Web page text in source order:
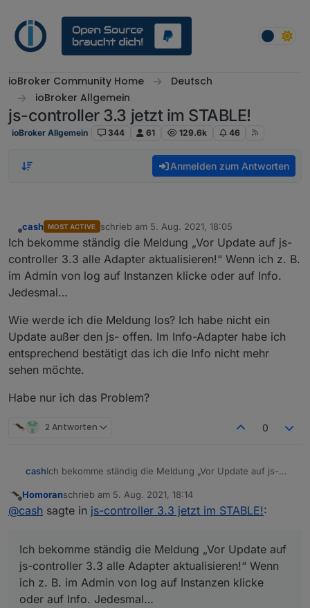
ioBroker Community Home
Deutsch
ioBroker Allgemein
js-controller 3.3 jetzt im STABLE!
ioBroker Allgemein 344 61 129.6k 46
Anmelden zum Antworten
Offline
cash MOST ACTIVE schrieb am 5. Aug. 2021, 18:05
zuletzt editiert von
Ich bekomme ständig die Meldung „Vor Update auf js-
controller 3.3 alle Adapter aktualisieren!“ Wenn ich z. B.
im Admin von log auf Instanzen klicke oder auf Info.
Jedesmal…
Wie werde ich die Meldung los? Ich habe nicht ein
Update außer den js- offen. Im Info-Adapter habe ich
entsprechend bestätigt das ich die Info nicht mehr
sehen möchte.
Habe nur ich das Problem?
2 Antworten 0
cashIch bekomme ständig die Meldung „Vor Update auf js-
im Admin von log auf Instanzen klicke oder auf Info.
Jedesmal…
Wie werde ich die Meldung los? Ich habe nicht ein
Update außer den js- offen. Im Info-Adapter habe ich
Offline
Homoranschrieb am 5. Aug. 2021, 18:14
zuletzt editiert von
@cash sagte in js-controller 3.3 jetzt im STABLE!:
Ich bekomme ständig die Meldung „Vor Update auf
js-controller 3.3 alle Adapter aktualisieren!“ Wenn
ich z. B. im Admin von log auf Instanzen klicke
oder auf Info. Jedesmal…